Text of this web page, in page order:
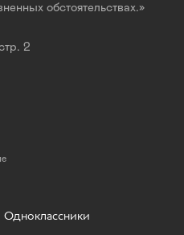
обстоятельствах.»
2
Одноклассники